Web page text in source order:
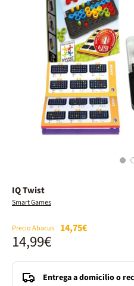
1
IQ Twist
Smart Games
Precio Abacus 14,75€
14,99€
Entrega a domicilio o